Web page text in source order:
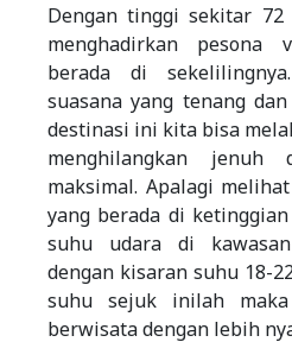
Dengan tinggi sekitar 72
menghadirkan pesona
berada di
suasana yang tenang
destinasi ini kita bisa
menghilangkan jenuh
maksimal. Apalagi
yang berada di
suhu udara di
dengan kisaran suhu 18-
suhu sejuk inilah
berwisata dengan lebih